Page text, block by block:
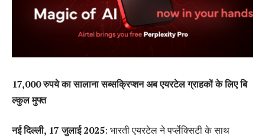
17,000रुपयेकासालानासब्सक्रिप्शनअबएयरटेलग्राहकोंकेलिएबि
ल्कुलमुफ्त
नईदिल्ली, 17जुलाई 2025: भारती एयरटेल ने पर्प्लेक्सिटी के साथ